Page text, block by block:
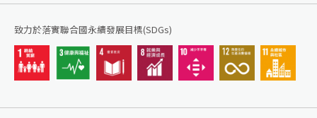
致力於落實聯合國永續發展目標(SDGs)